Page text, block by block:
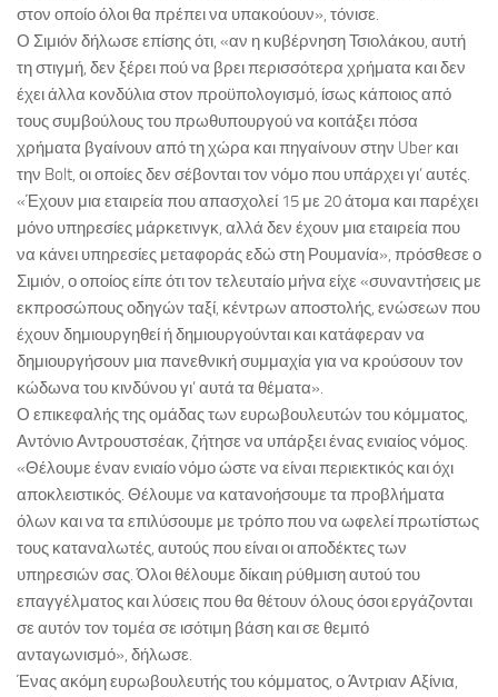
στον οποίο όλοι θα πρέπει να υπακούουν», τόνισε.
Ο Σιμιόν δήλωσε επίσης ότι, «αν η κυβέρνηση Τσιολάκου, αυτή
τη στιγμή, δεν ξέρει πού να βρει περισσότερα χρήματα και δεν
έχει άλλα κονδύλια στον προϋπολογισμό, ίσως κάποιος από
τους συμβούλους του πρωθυπουργού να κοιτάξει πόσα
χρήματα βγαίνουν από τη χώρα και πηγαίνουν στην Uber και
την Bolt, οι οποίες δεν σέβονται τον νόμο που υπάρχει γι’ αυτές.
«Έχουν μια εταιρεία που απασχολεί 15 με 20 άτομα και παρέχει
μόνο υπηρεσίες μάρκετινγκ, αλλά δεν έχουν μια εταιρεία που
να κάνει υπηρεσίες μεταφοράς εδώ στη Ρουμανία», πρόσθεσε ο
Σιμιόν, ο οποίος είπε ότι τον τελευταίο μήνα είχε «συναντήσεις με
εκπροσώπους οδηγών ταξί, κέντρων αποστολής, ενώσεων που
έχουν δημιουργηθεί ή δημιουργούνται και κατάφεραν να
δημιουργήσουν μια πανεθνική συμμαχία για να κρούσουν τον
κώδωνα του κινδύνου γι’ αυτά τα θέματα».
Ο επικεφαλής της ομάδας των ευρωβουλευτών του κόμματος,
Αντόνιο Αντρουστσέακ, ζήτησε να υπάρξει ένας ενιαίος νόμος.
«Θέλουμε έναν ενιαίο νόμο ώστε να είναι περιεκτικός και όχι
αποκλειστικός. Θέλουμε να κατανοήσουμε τα προβλήματα
όλων και να τα επιλύσουμε με τρόπο που να ωφελεί πρωτίστως
τους καταναλωτές, αυτούς που είναι οι αποδέκτες των
υπηρεσιών σας. Όλοι θέλουμε δίκαιη ρύθμιση αυτού του
επαγγέλματος και λύσεις που θα θέτουν όλους όσοι εργάζονται
σε αυτόν τον τομέα σε ισότιμη βάση και σε θεμιτό
ανταγωνισμό», δήλωσε.
Ένας ακόμη ευρωβουλευτής του κόμματος, ο Άντριαν Αξίνια,